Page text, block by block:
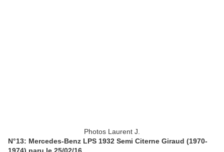
Photos Laurent J.
N°13: Mercedes-Benz LPS 1932 Semi Citerne Giraud (1970-